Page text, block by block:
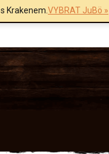
Krakenem.VYBRAT JuBö »